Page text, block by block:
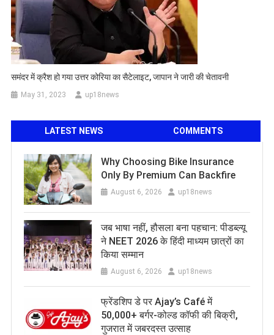
समंदर में क्रैश हो गया उत्तर कोरिया का सैटेलाइट, जापान ने जारी की चेतावनी
May 31, 2023 up18news
LATEST NEWS COMMENTS
Why Choosing Bike Insurance
Only By Premium Can Backfire
August 6, 2026 up18news
जब भाषा नहीं, हौसला बना पहचान: पीडब्ल्यू
ने NEET 2026 के हिंदी माध्यम छात्रों का
किया सम्मान
August 6, 2026 up18news
फ्रेंडशिप डे पर Ajay’s Café में
50,000+ बर्गर-कोल्ड कॉफी की बिक्री,
गुजरात में जबरदस्त उत्साह